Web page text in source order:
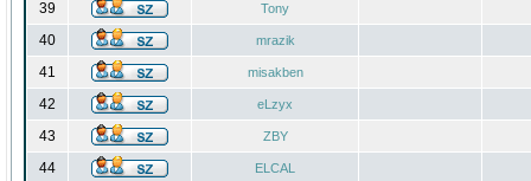
39 Tony
40 mrazik
41 misakben
42 eLzyx
43 ZBY
44 ELCAL